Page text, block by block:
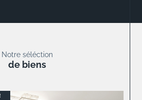
Notre séléction
de biens